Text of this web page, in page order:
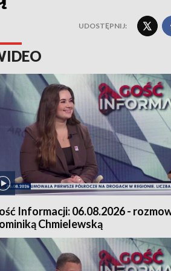
UDOSTĘPNIJ:
Informacji: 06.08.2026 -
Chmielewską